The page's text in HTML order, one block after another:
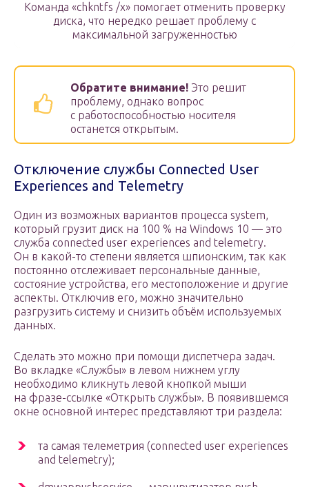
Команда «chkntfs /x» помогает отменить проверку
диска, что нередко решает проблему с
максимальной загруженностью
Обратите внимание! Это решит
проблему, однако вопрос
с работоспособностью носителя
останется открытым.
Отключение службы Connected User
Experiences and Telemetry
Один из возможных вариантов процесса system,
который грузит диск на 100 % на Windows 10 — это
служба connected user experiences and telemetry.
Он в какой-то степени является шпионским, так как
постоянно отслеживает персональные данные,
состояние устройства, его местоположение и другие
аспекты. Отключив его, можно значительно
разгрузить систему и снизить объём используемых
данных.
Сделать это можно при помощи диспетчера задач.
Во вкладке «Службы» в левом нижнем углу
необходимо кликнуть левой кнопкой мыши
на фразе-ссылке «Открыть службы». В появившемся
окне основной интерес представляют три раздела:
та самая телеметрия (connected user experiences
and telemetry);